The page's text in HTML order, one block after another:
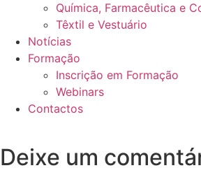
Química, Farmacêutica e
Têxtil e Vestuário
Notícias
Formação
Inscrição em Formação
Webinars
Contactos
Deixe um